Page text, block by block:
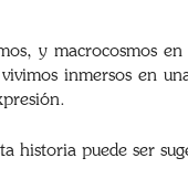
y macrocosmos
inmersos en
historia puede ser